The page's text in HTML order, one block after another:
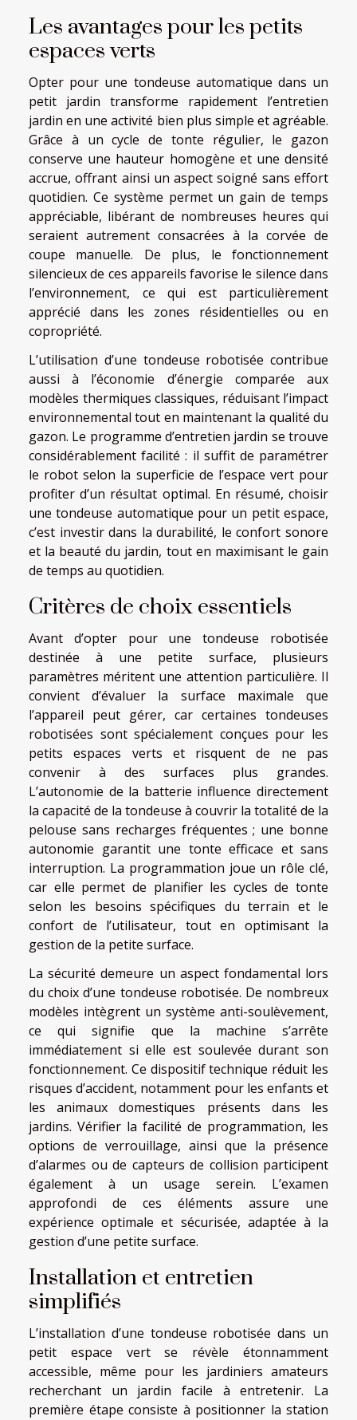
Les avantages pour les petits
espaces verts
Opter pour une tondeuse automatique dans un
petit jardin transforme rapidement l’entretien
jardin en une activité bien plus simple et agréable.
Grâce à un cycle de tonte régulier, le gazon
conserve une hauteur homogène et une densité
accrue, offrant ainsi un aspect soigné sans effort
quotidien. Ce système permet un gain de temps
appréciable, libérant de nombreuses heures qui
seraient autrement consacrées à la corvée de
coupe manuelle. De plus, le fonctionnement
silencieux de ces appareils favorise le silence dans
l’environnement, ce qui est particulièrement
apprécié dans les zones résidentielles ou en
copropriété.
L’utilisation d’une tondeuse robotisée contribue
aussi à l’économie d’énergie comparée aux
modèles thermiques classiques, réduisant l’impact
environnemental tout en maintenant la qualité du
gazon. Le programme d’entretien jardin se trouve
considérablement facilité : il suffit de paramétrer
le robot selon la superficie de l’espace vert pour
profiter d’un résultat optimal. En résumé, choisir
une tondeuse automatique pour un petit espace,
c’est investir dans la durabilité, le confort sonore
et la beauté du jardin, tout en maximisant le gain
de temps au quotidien.
Critères de choix essentiels
Avant d’opter pour une tondeuse robotisée
destinée à une petite surface, plusieurs
paramètres méritent une attention particulière. Il
convient d’évaluer la surface maximale que
l’appareil peut gérer, car certaines tondeuses
robotisées sont spécialement conçues pour les
petits espaces verts et risquent de ne pas
convenir à des surfaces plus grandes.
L’autonomie de la batterie influence directement
la capacité de la tondeuse à couvrir la totalité de la
pelouse sans recharges fréquentes ; une bonne
autonomie garantit une tonte efficace et sans
interruption. La programmation joue un rôle clé,
car elle permet de planifier les cycles de tonte
selon les besoins spécifiques du terrain et le
confort de l’utilisateur, tout en optimisant la
gestion de la petite surface.
La sécurité demeure un aspect fondamental lors
du choix d’une tondeuse robotisée. De nombreux
modèles intègrent un système anti-soulèvement,
ce qui signifie que la machine s’arrête
immédiatement si elle est soulevée durant son
fonctionnement. Ce dispositif technique réduit les
risques d’accident, notamment pour les enfants et
les animaux domestiques présents dans les
jardins. Vérifier la facilité de programmation, les
options de verrouillage, ainsi que la présence
d’alarmes ou de capteurs de collision participent
également à un usage serein. L’examen
approfondi de ces éléments assure une
expérience optimale et sécurisée, adaptée à la
gestion d’une petite surface.
Installation et entretien
simplifiés
L’installation d’une tondeuse robotisée dans un
petit espace vert se révèle étonnamment
accessible, même pour les jardiniers amateurs
recherchant un jardin facile à entretenir. La
première étape consiste à positionner la station